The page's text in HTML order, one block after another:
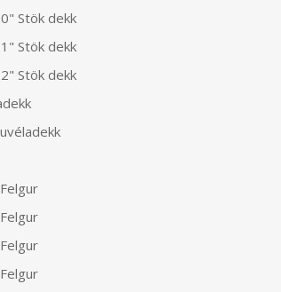
Stök dekk
Stök dekk
Stök dekk